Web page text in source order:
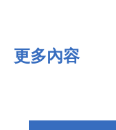
更多內容